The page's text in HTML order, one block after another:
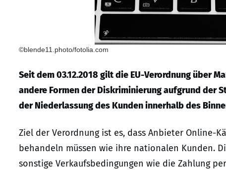
©blende11.photo/fotolia.com
Seit dem 03.12.2018 gilt die EU-Verordnung über
andere Formen der Diskriminierung aufgrund der
der Niederlassung des Kunden innerhalb des
Ziel der Verordnung ist es, dass Anbieter Online-
behandeln müssen wie ihre nationalen Kunden.
sonstige Verkaufsbedingungen wie die Zahlung